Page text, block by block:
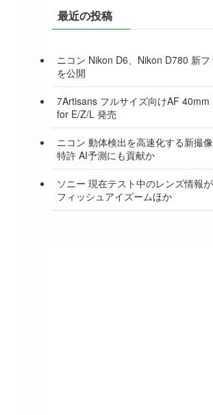
最近の投稿
ニコン Nikon D6、Nikon D780 新フ
を公開
7Artisans フルサイズ向けAF 40mm
for E/Z/L 発売
ニコン 動体検出を高速化する新撮
特許 AI予測にも貢献か
ソニー 現在テスト中のレンズ情報
フィッシュアイズームほか